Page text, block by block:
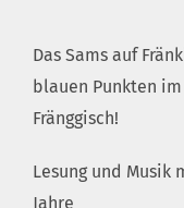
Das Sams auf
blauen Punkten
Fränggisch!
Lesung und Musik
Jahre